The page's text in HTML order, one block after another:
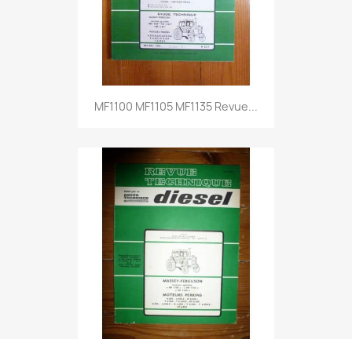
MF1100 MF1105 MF1135 Revue...